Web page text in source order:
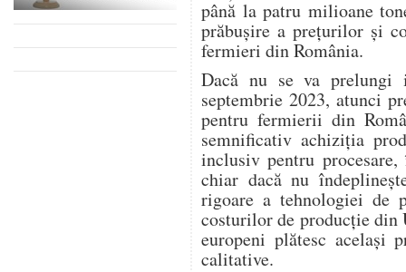
până la patru milioane
prăbușire a prețurilor și
fermieri din România.
Dacă nu se va prelungi
septembrie 2023, atunci
pentru fermierii din
semnificativ achiziția
inclusiv pentru
chiar dacă nu
rigoare a tehnologiei de
costurilor de producție din
europeni plătesc același
calitative.